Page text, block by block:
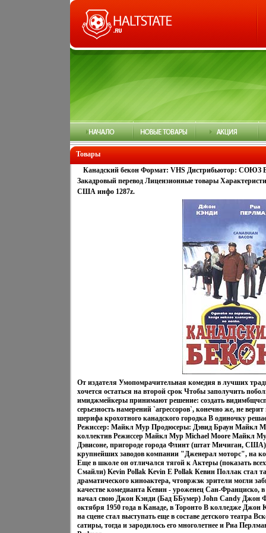
Товары
Канадский бекон Формат: VHS Дистрибьютор: СОЮЗ
Закадровый перевод Лицензионные товары
США инфо 1287z.
От издателя Умопомрачительная комедия в лучших
хочется остаться на второй срок Чтобы заполучить
имиджмейкеры принимают решение: создать
серьезность намерений `агрессоров`, конечно же, не
шерифа крохотного канадского городка В одиночку
Режиссер: Майкл Мур Продюсеры: Дэвид Браун Майкл
коллектив Режиссер Майкл Мур Michael Moore Майкл
Дэвисоне, пригороде города Флинт (штат Мичиган, США),
крупнейших заводов компании "Дженерал моторс", на
Еще в школе он отличался тягой к Актеры (показать
Смайли) Kevin Pollak Kevin E Pollak Кевин Поллак стал
драматического киноактера, чтовржэж зрители могли
качестве комедианта Кевин - уроженец Сан-Франциско,
начал свою Джон Кэнди (Бад ББумер) John Candy Джон
октября 1950 года в Канаде, в Торонто В колледже Джон
на сцене стал выступать еще в составе детского театра
сатиры, тогда и зародилось его многолетнее и Риа